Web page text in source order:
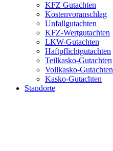
KFZ Gutachten
Kostenvoranschlag
Unfallgutachten
KFZ-Wertgutachten
LKW-Gutachten
Haftpflichtgutachten
Teilkasko-Gutachten
Vollkasko-Gutachten
Kasko-Gutachten
Standorte